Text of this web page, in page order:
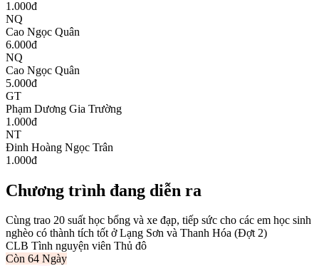
1.000đ
NQ
Cao Ngọc Quân
6.000đ
NQ
Cao Ngọc Quân
5.000đ
GT
Phạm Dương Gia Trường
1.000đ
NT
Đinh Hoàng Ngọc Trân
1.000đ
Chương trình đang diễn ra
Cùng trao 20 suất học bổng và xe đạp, tiếp sức cho các em học sinh
nghèo có thành tích tốt ở Lạng Sơn và Thanh Hóa (Đợt 2)
CLB Tình nguyện viên Thủ đô
Còn 64 Ngày